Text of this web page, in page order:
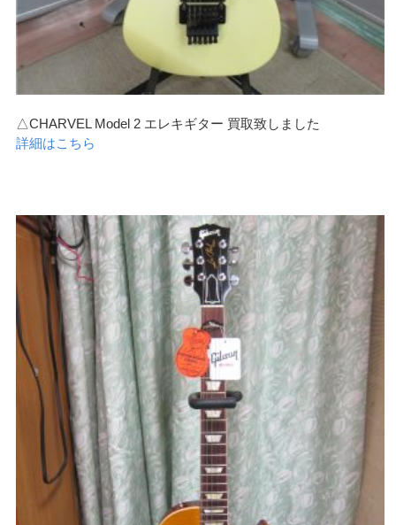
△CHARVEL Model 2 エレキギター 買取致しました
詳細はこちら